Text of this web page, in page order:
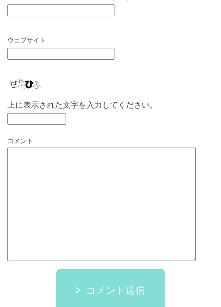
ウェブサイト
上に表示された文字を入力してください。
コメント
コメント送信